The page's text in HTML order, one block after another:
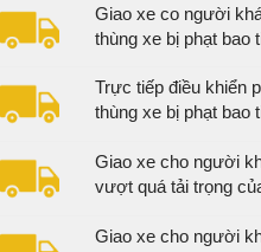
Giao xe co người
thùng xe bị phạt bao
Trực tiếp điều khiển
thùng xe bị phạt bao
Giao xe cho người
vượt quá tải trọng
Giao xe cho người